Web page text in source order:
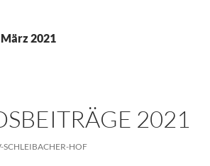
2021
2021
SCHLEIBACHER-HOF